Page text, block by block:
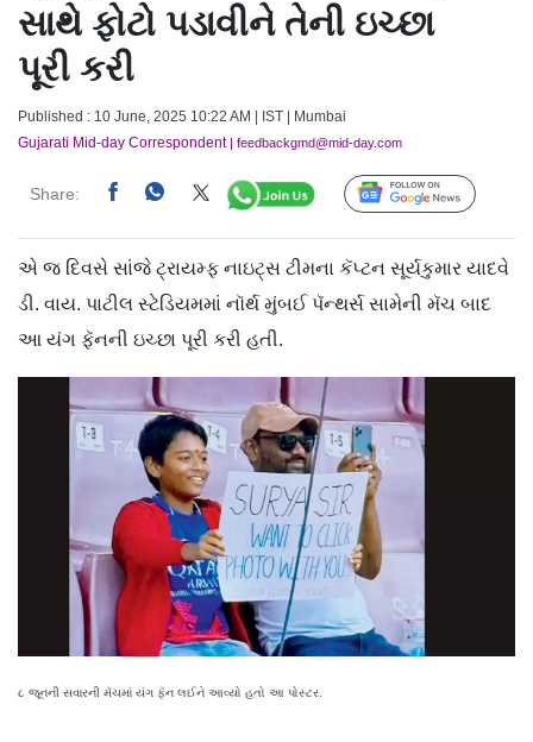
સાથે ફોટો પડાવીને તેની ઇચ્છા
પૂરી કરી
Published : 10 June, 2025 10:22 AM | IST | Mumbai
Gujarati Mid-day Correspondent| feedbackgmd@mid-day.com
Share: Follow Us
એ જ દિવસે સાંજે ટ્રાયમ્ફ નાઇટ્સ ટીમના કૅપ્ટન સૂર્યકુમાર યાદવે
ડી. વાય. પાટીલ સ્ટેડિયમમાં નૉર્થ મુંબઈ પૅન્થર્સ સામેની મૅચ બાદ
આ યંગ ફૅનની ઇચ્છા પૂરી કરી હતી.
૮ જૂનની સવારની મૅચમાં યંગ ફૅન લઈને આવ્યો હતો આ પોસ્ટર.